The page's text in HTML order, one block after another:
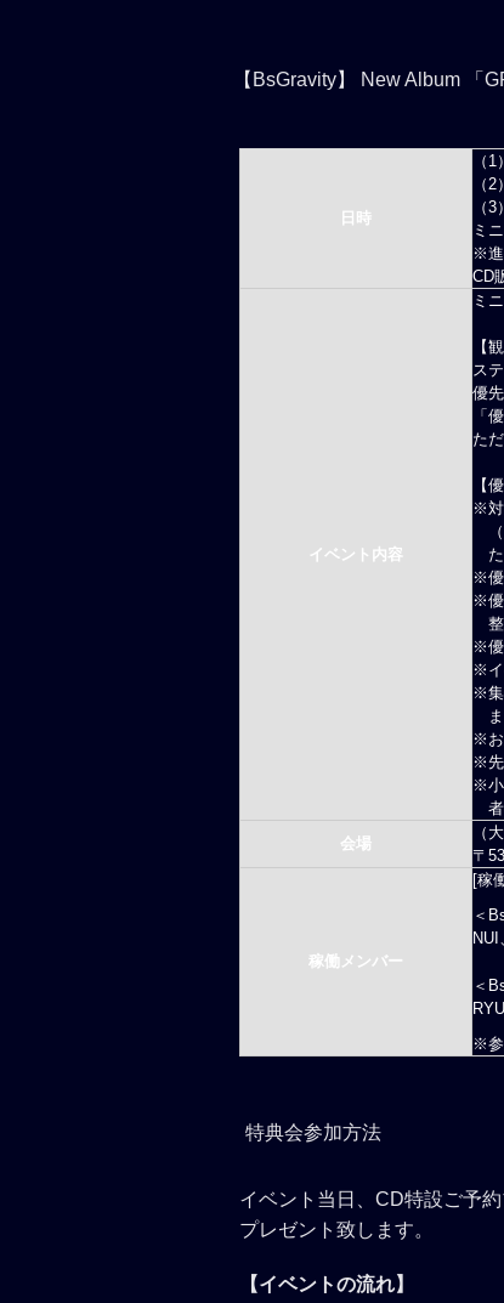
【BsGravity】 New Album 「
日時
（
（
（
ミ
※
CD
イベント内容
ミ
【
ス
優
「
た
【
※
※
※
※
※
※
※
※
※
会場
（
〒
稼働メンバー
[稼
＜
＜
※参
特典会参加方法
イベント当日、CD特設ご予
プレゼント致します。
【イベントの流れ】